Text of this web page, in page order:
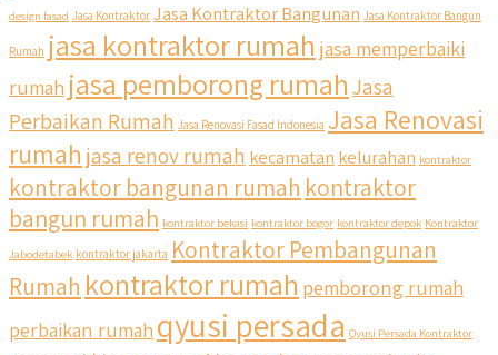
qyusipersada
@qyusipersada 3 years ago
Siapa yang udah masuk List untuk Bangun dan Renovasi
rumah Di @qyusipersada dengan sistem Cicilan ?? 🤗
Untuk informasi lebih lanjut terkait program cicilan ini temen
temen bisa langsung klik link di bio yaa
design fasad Jasa Kontraktor Jasa Kontraktor Bangunan Jasa Kontraktor Bangun
Rumah jasa kontraktor rumah jasa memperbaiki
rumah jasa pemborong rumahJasa
Perbaikan Rumah Jasa Renovasi Fasad Indonesia Jasa Renovasi
rumah jasa renov rumah kecamatan kelurahan kontraktor
kontraktor bangunan rumah kontraktor
bangun rumah kontraktor bekasi kontraktor bogor kontraktor depok Kontraktor
Jabodetabek kontraktor jakarta Kontraktor Pembangunan
Rumah kontraktor rumah pemborong rumah
perbaikan rumah qyusi persada Qyusi Persada Kontraktor